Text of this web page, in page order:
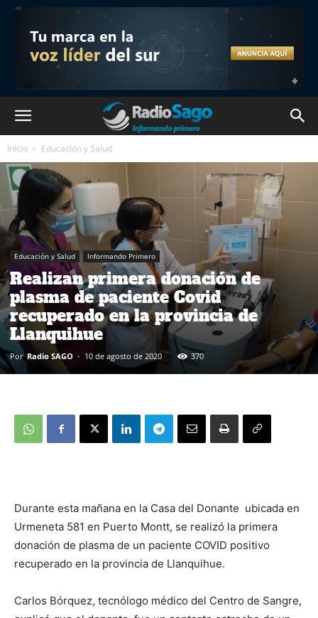
Inicio Educación y Salud
Educación y Salud Informando Primero
Realizan primera donación de
plasma de paciente Covid
recuperado en la provincia de
Llanquihue
Por Radio SAGO - 10 de agosto de 2020 370
Durante esta mañana en la Casa del Donante ubicada en
Urmeneta 581 en Puerto Montt, se realizó la primera
donación de plasma de un paciente COVID positivo
recuperado en la provincia de Llanquihue.
Carlos Bórquez, tecnólogo médico del Centro de Sangre,